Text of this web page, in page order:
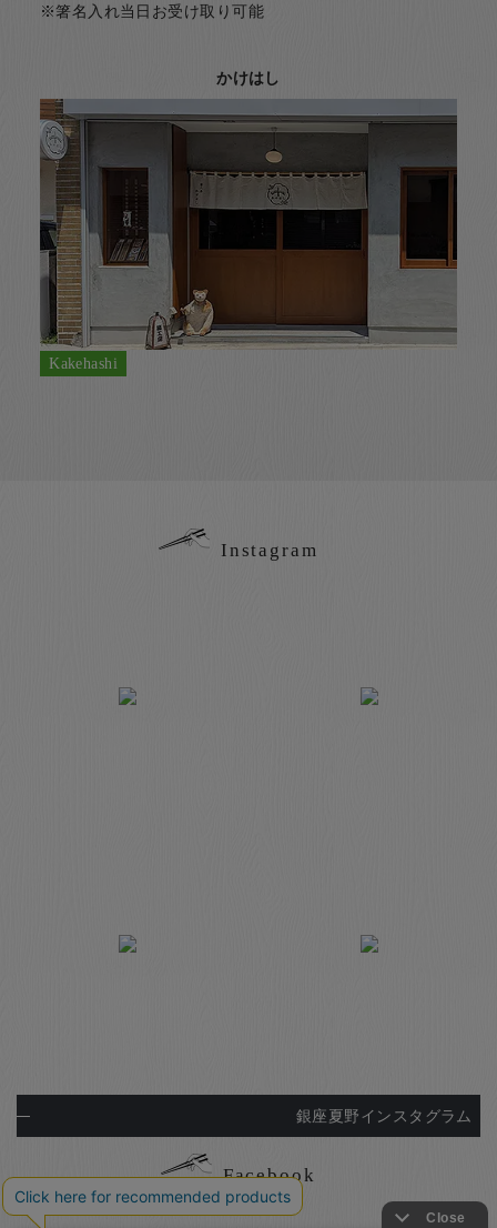
※箸名入れ当日お受け取り可能
かけはし
Kakehashi
Instagram
銀座夏野インスタグラム
Facebook